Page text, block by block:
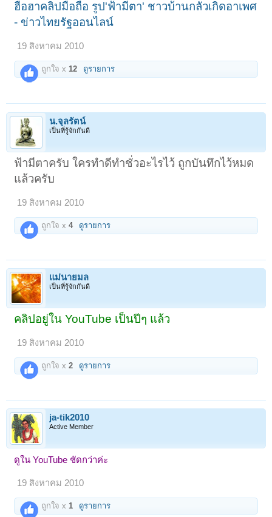
ฮือฮาคลิปมือถือ รูป'ฟ้ามีตา' ชาวบ้านกลัวเกิดอาเพศ
- ข่าวไทยรัฐออนไลน์
19 สิงหาคม 2010
ถูกใจ x12 ดูรายการ
น.จุลรัตน์
เป็นที่รู้จักกันดี
ฟ้ามีตาครับ ใครทำดีทำชั่วอะไรไว้ ถูกบันทึกไว้หมด
แล้วครับ
19 สิงหาคม 2010
ถูกใจ x4 ดูรายการ
แม่นายมล
เป็นที่รู้จักกันดี
คลิปอยู่ใน YouTube เป็นปีๆ แล้ว
19 สิงหาคม 2010
ถูกใจ x2 ดูรายการ
ja-tik2010
Active Member
ดูใน YouTube ชัดกว่าค่ะ
19 สิงหาคม 2010
ถูกใจ x1 ดูรายการ